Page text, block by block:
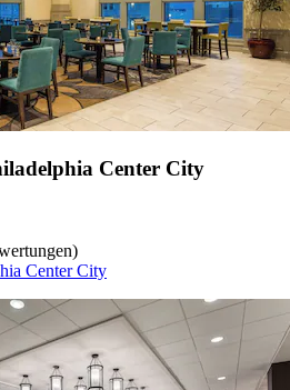
Center City
Center City